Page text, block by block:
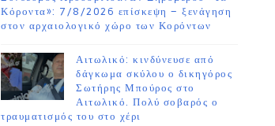
Κόροντα»: 7/8/2026 επίσκεψη – ξενάγηση
στον αρχαιολογικό χώρο των Κορόντων
Αιτωλικό: κινδύνευσε από
δάγκωμα σκύλου ο δικηγόρος
Σωτήρης Μπούρος στο
Αιτωλικό. Πολύ σοβαρός ο
τραυματισμός του στο χέρι